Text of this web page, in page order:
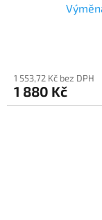
1 553,72 Kč bez DPH
1 880 Kč